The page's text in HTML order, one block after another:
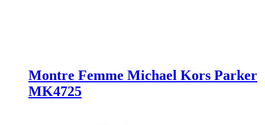
Montre Femme Michael Kors Parker
MK4725